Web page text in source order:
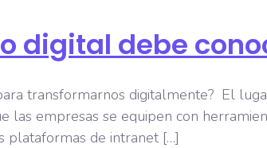
digital debe
transformarnos digitalmente? El
empresas se equipen con
plataformas de intranet […]